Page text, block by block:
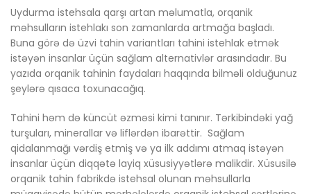
Uydurma istehsala qarşı artan məlumatla, orqanik
məhsulların istehlakı son zamanlarda artmağa başladı.
Buna görə də üzvi tahin variantları tahini istehlak etmək
istəyən insanlar üçün sağlam alternativlər arasındadır. Bu
yazıda orqanik tahinin faydaları haqqında bilməli olduğunuz
şeylərə qısaca toxunacağıq.
Tahini həm də küncüt əzməsi kimi tanınır. Tərkibindəki yağ
turşuları, minerallar və liflərdən ibarəttir. Sağlam
qidalanmağı vərdiş etmiş və ya ilk addımı atmaq istəyən
insanlar üçün diqqətə layiq xüsusiyyətlərə malikdir. Xüsusilə
orqanik tahin fabrikdə istehsal olunan məhsullarla